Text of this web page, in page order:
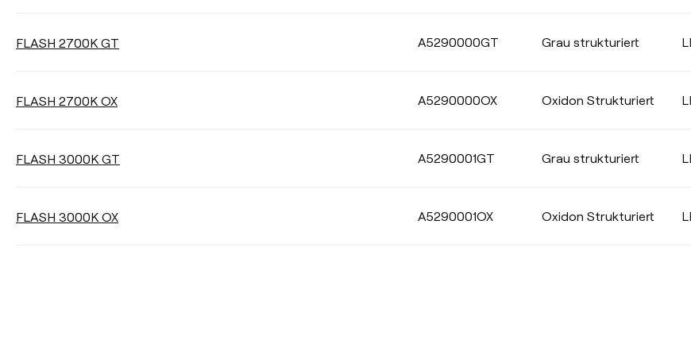
Wählen Wählen
FLASH 2700K GT A5290000GT Grau strukturiert
FLASH 2700K OX A5290000OX Oxidon Strukturiert
FLASH 3000K GT A5290001GT Grau strukturiert
FLASH 3000K OX A5290001OX Oxidon Strukturiert